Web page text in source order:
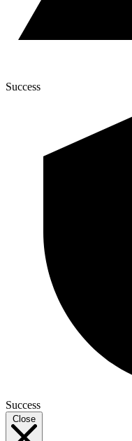
Success
Success
Close